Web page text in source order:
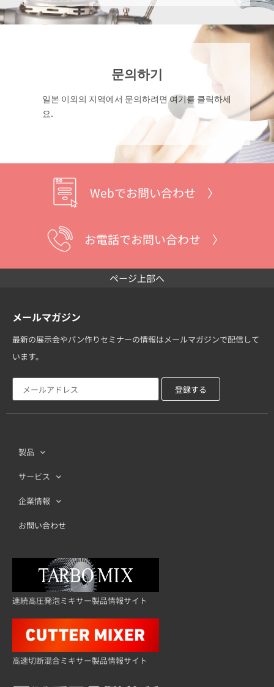
문의하기
일본 이외의 지역에서 문의하려면 여기를 클릭하세
요.
Webでお問い合わせ 〉
お電話でお問い合わせ 〉
ページ上部へ
メールマガジン
最新の展示会やパン作りセミナーの情報はメールマガジンで配信して
います。
製品
サービス
企業情報
お問い合わせ
連続高圧発泡ミキサー製品情報サイト
高速切断混合ミキサー製品情報サイト